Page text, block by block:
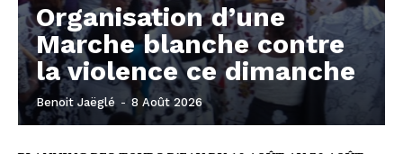
Organisation d’une
Marche blanche contre
la violence ce dimanche
Benoit Jaëglé - 8 Août 2026